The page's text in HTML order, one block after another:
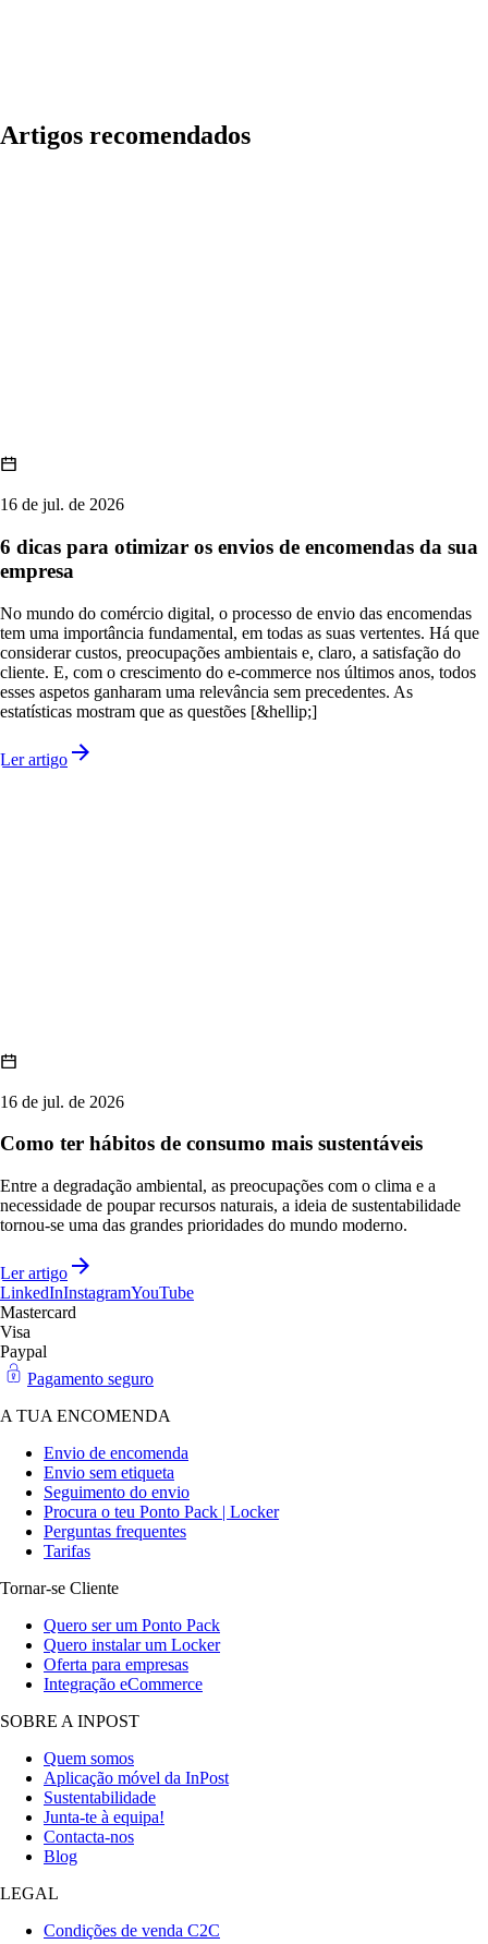
Artigos recomendados
16 de jul. de 2026
6 dicas para otimizar os envios de encomendas da sua
empresa
No mundo do comércio digital, o processo de envio das encomendas
tem uma importância fundamental, em todas as suas vertentes. Há que
considerar custos, preocupações ambientais e, claro, a satisfação do
cliente. E, com o crescimento do e-commerce nos últimos anos, todos
esses aspetos ganharam uma relevância sem precedentes. As
estatísticas mostram que as questões [&hellip;]
Ler artigo
16 de jul. de 2026
Como ter hábitos de consumo mais sustentáveis
Entre a degradação ambiental, as preocupações com o clima e a
necessidade de poupar recursos naturais, a ideia de sustentabilidade
tornou-se uma das grandes prioridades do mundo moderno.
Ler artigo
LinkedInInstagramYouTube
Mastercard
Visa
Paypal
Pagamento seguro
A TUA ENCOMENDA
Envio de encomenda
Envio sem etiqueta
Seguimento do envio
Procura o teu Ponto Pack | Locker
Perguntas frequentes
Tarifas
Tornar-se Cliente
Quero ser um Ponto Pack
Quero instalar um Locker
Oferta para empresas
Integração eCommerce
SOBRE A INPOST
Quem somos
Aplicação móvel da InPost
Sustentabilidade
Junta-te à equipa!
Contacta-nos
Blog
LEGAL
Condições de venda C2C